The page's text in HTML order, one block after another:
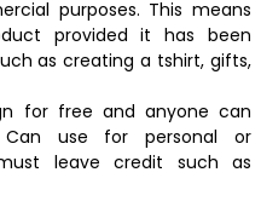
purposes. This means
provided it has been
as creating a tshirt, gifts,
for free and anyone can
use for personal or
leave credit such as